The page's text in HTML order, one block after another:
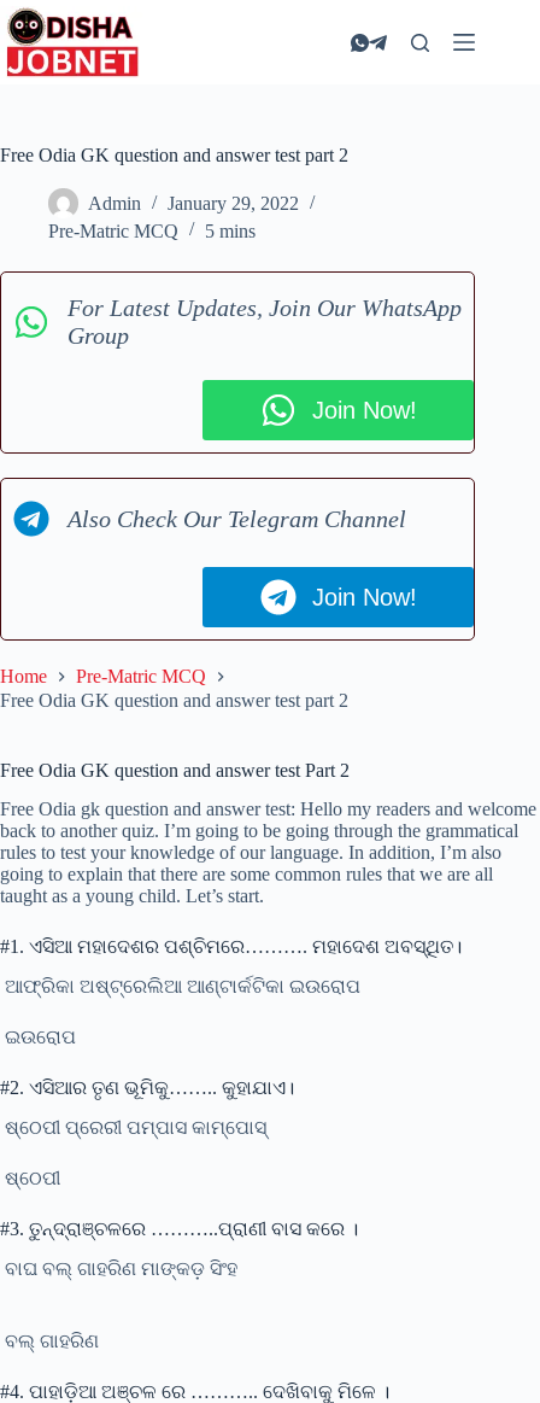
Skip
to
content
Free Odia GK question and answer test part 2
Admin
January 29, 2022
Pre-Matric MCQ
5 mins
For Latest Updates, Join Our WhatsApp
Group
Join Now!
Also Check Our Telegram Channel
Join Now!
Home
Pre-Matric MCQ
Free Odia GK question and answer test part 2
Free Odia GK question and answer test Part 2
Free Odia gk question and answer test: Hello my readers and welcome
back to another quiz. I’m going to be going through the grammatical
rules to test your knowledge of our language. In addition, I’m also
going to explain that there are some common rules that we are all
taught as a young child. Let’s start.
#1. ଏସିଆ ମହାଦେଶର ପଶ୍ଚିମରେ………. ମହାଦେଶ ଅବସ୍ଥିତ।
ଆଫ୍ରିକା ଅଷ୍ଟ୍ରେଲିଆ ଆଣ୍ଟାର୍କଟିକା ଇଉରୋପ
ଇଉରୋପ
#2. ଏସିଆର ତୃଣ ଭୂମିକୁ…….. କୁହାଯାଏ।
ଷ୍ଠେପୀ ପ୍ରେରୀ ପମ୍ପାସ କାମ୍ପୋସ୍
ଷ୍ଠେପୀ
#3. ତୁନ୍ଦ୍ରାଞ୍ଚଳରେ ………..ପ୍ରାଣୀ ବାସ କରେ ।
ବାଘ ବଲ୍ ଗାହରିଣ ମାଙ୍କଡ଼ ସିଂହ
ବଲ୍ ଗାହରିଣ
#4. ପାହାଡ଼ିଆ ଅଞ୍ଚଳ ରେ ……….. ଦେଖିବାକୁ ମିଳେ ।